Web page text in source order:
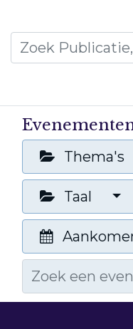
Thema's
Taal